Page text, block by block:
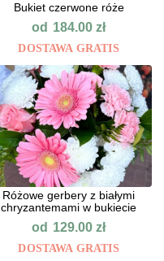
Bukiet czerwone róże
od 184.00zł
DOSTAWA GRATIS
Różowe gerbery z białymi
chryzantemami w bukiecie
od 129.00zł
DOSTAWA GRATIS